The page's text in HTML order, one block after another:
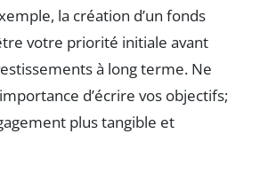
la création d’un fonds
votre priorité initiale avant
à long terme. Ne
d’écrire vos objectifs;
plus tangible et